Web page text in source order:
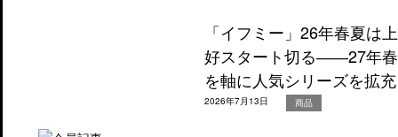
「イフミー」26年春夏は
好スタート切る――27年
を軸に人気シリーズを拡充
2026年7月13日 商品